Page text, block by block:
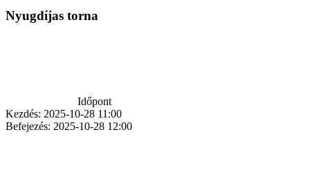
Nyugdíjas torna
Időpont
Kezdés: 2025-10-28 11:00
Befejezés: 2025-10-28 12:00